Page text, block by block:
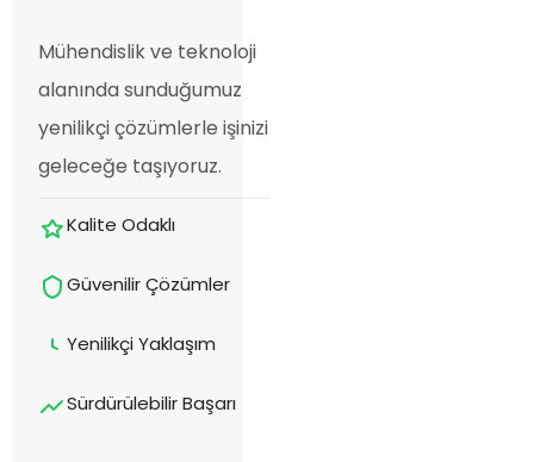
Mühendislik ve teknoloji
alanında sunduğumuz
yenilikçi çözümlerle işinizi
geleceğe taşıyoruz.
Kalite Odaklı
Güvenilir Çözümler
Yenilikçi Yaklaşım
Sürdürülebilir Başarı